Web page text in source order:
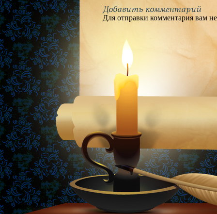
Добавить комментарий
Для отправки комментария вам